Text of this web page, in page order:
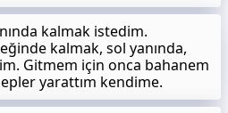
kalmak istedim.
kalmak, sol yanında,
Gitmem için onca bahanem
yarattım kendime.